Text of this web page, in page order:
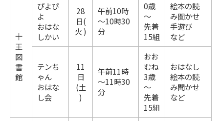
十
王
図
書
館
ぴよぴ
よ
おはな
しかい
28
日(
火 )
午前10時
～10時30
分
0歳
～
先着
15組
絵本の読
み聞かせ
手遊び
など
テンち
ゃん
おはな
し会
11
日
(土
)
午前11時
～11時30
分
おお
むね
3歳
～
先着
15組
おはなし
絵本の読
み聞かせ
など